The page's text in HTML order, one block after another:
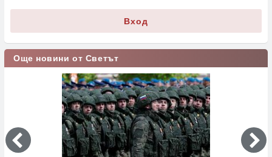
Вход
Още новини от Светът